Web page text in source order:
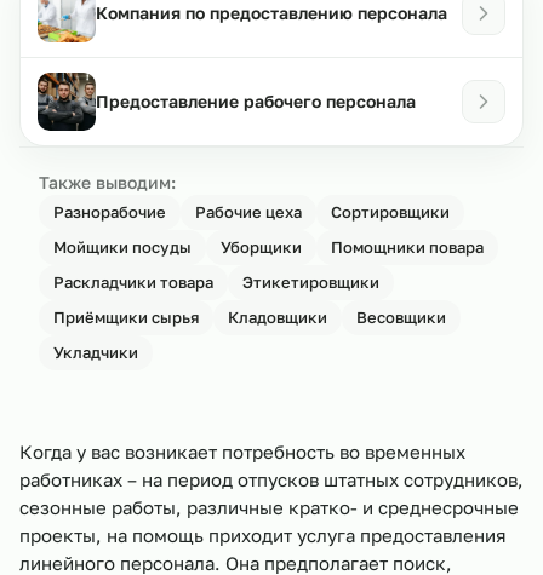
Компания по предоставлению персонала
Предоставление рабочего персонала
Также выводим:
Разнорабочие Рабочие цеха
Сортировщики
Мойщики посуды
Уборщики
Помощники повара
Раскладчики товара
Этикетировщики
Приёмщики сырья
Кладовщики
Весовщики
Укладчики
Когда у вас возникает потребность во временных
работниках – на период отпусков штатных сотрудников,
сезонные работы, различные кратко- и среднесрочные
проекты, на помощь приходит услуга предоставления
линейного персонала. Она предполагает поиск,